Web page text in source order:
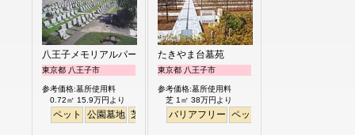
八王子メモリアルパーク
東京都 八王子市
参考価格:墓所使用料
0.72㎡ 15.9万円より
ペット 公園墓地 芝生
たきやま台墓苑
東京都 八王子市
参考価格:墓所使用料
芝 1㎡ 38万円より
バリアフリー ペット